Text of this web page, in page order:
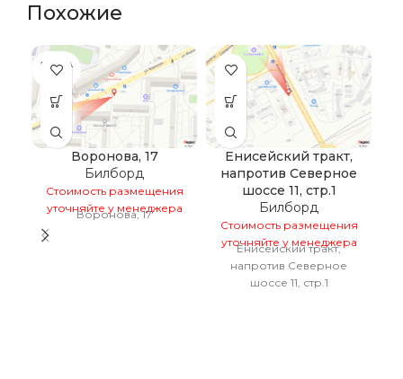
Похожие
ПРОДА
НО
Воронова, 17
Билборд
Стоимость размещения
уточняйте у менеджера
Воронова, 17
Енисейский тракт,
напротив Северное
шоссе 11, стр.1
Билборд
Стоимость размещения
уточняйте у менеджера
Енисейский тракт,
напротив Северное
шоссе 11, стр.1